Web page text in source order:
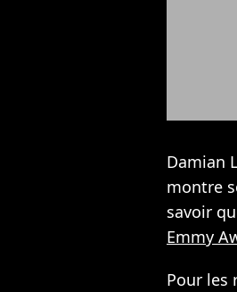
Damian
montre
savoir
Emmy
Pour les